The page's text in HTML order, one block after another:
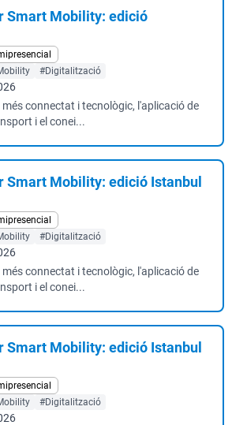
Smart Mobility: edició
#Digitalització
connectat i tecnològic, l'aplicació de
i el conei...
Smart Mobility: edició Istanbul
#Digitalització
connectat i tecnològic, l'aplicació de
i el conei...
Smart Mobility: edició Istanbul
#Digitalització